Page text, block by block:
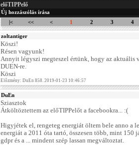
előTIPPelő
Új hozzászólás írása
|<
<< < 1 2 3 4
zoltantiger
Köszi!
Résen vagyunk!
Annyit légyszi megteszel értünk, hogy az aktuális
DUEN-re.
Köszi
Előzmény: DuEn 858. 2019-01-23 10:46:57
DuEn
Sziasztok
Átköltöztettem az előTIPPelőt a facebookra... :(
Higyjétek el, rengeteg energiát öltem bele anno a
energiát a 2011 óta tartó, összesen több, mint 150
gdpr és a ... mindent szép lassan megváltoztat.